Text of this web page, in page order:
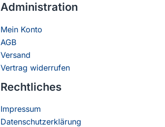
Administration
Mein Konto
AGB
Versand
Vertrag widerrufen
Rechtliches
Impressum
Datenschutzerklärung